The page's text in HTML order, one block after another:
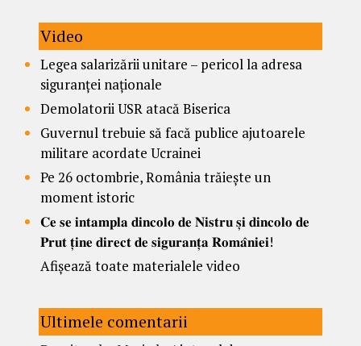
Video
Legea salarizării unitare – pericol la adresa
siguranței naționale
Demolatorii USR atacă Biserica
Guvernul trebuie să facă publice ajutoarele
militare acordate Ucrainei
Pe 26 octombrie, România trăiește un
moment istoric
𝐂𝐞 𝐬𝐞 𝐢𝐧𝐭𝐚𝐦𝐩𝐥𝐚 𝐝𝐢𝐧𝐜𝐨𝐥𝐨 𝐝𝐞 𝐍𝐢𝐬𝐭𝐫𝐮 𝐬̦𝐢 𝐝𝐢𝐧𝐜𝐨𝐥𝐨 𝐝𝐞
𝐏𝐫𝐮𝐭 𝐭̦𝐢𝐧𝐞 𝐝𝐢𝐫𝐞𝐜𝐭 𝐝𝐞 𝐬𝐢𝐠𝐮𝐫𝐚𝐧𝐭̦𝐚 𝐑𝐨𝐦𝐚̂𝐧𝐢𝐞𝐢!
Afișează toate materialele video
Ultimele comentarii